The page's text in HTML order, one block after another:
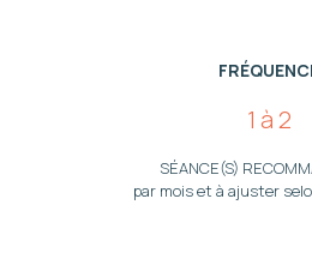
1 à 2
SÉANCE(S)
par mois et à ajuster